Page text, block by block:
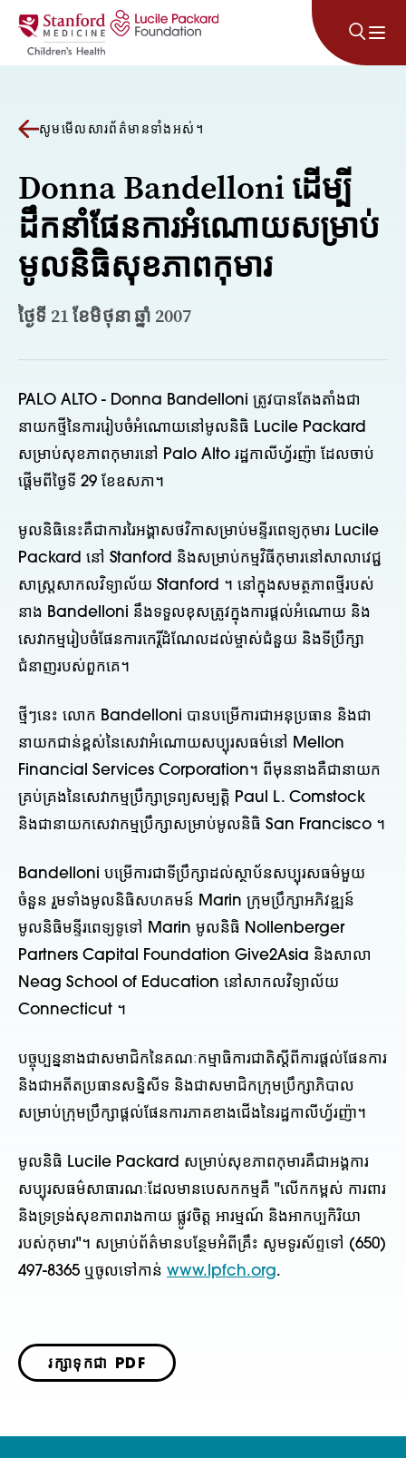
រំលងទៅមាតិកា
សូមមើលសារព័ត៌មានទាំងអស់។
Donna Bandelloni ដើម្បី
ដឹកនាំផែនការអំណោយសម្រាប់
មូលនិធិសុខភាពកុមារ
ថ្ងៃទី 21 ខែមិថុនា ឆ្នាំ 2007
PALO ALTO - Donna Bandelloni ត្រូវបានតែងតាំងជា
នាយកថ្មីនៃការរៀបចំអំណោយនៅមូលនិធិ Lucile Packard
សម្រាប់សុខភាពកុមារនៅ Palo Alto រដ្ឋកាលីហ្វ័រញ៉ា ដែលចាប់
ផ្តើមពីថ្ងៃទី 29 ខែឧសភា។
មូលនិធិនេះគឺជាការរៃអង្គាសថវិកាសម្រាប់មន្ទីរពេទ្យកុមារ Lucile
Packard នៅ Stanford និងសម្រាប់កម្មវិធីកុមារនៅសាលាវេជ្ជ
សាស្ត្រសាកលវិទ្យាល័យ Stanford ។ នៅក្នុងសមត្ថភាពថ្មីរបស់
នាង Bandelloni នឹងទទួលខុសត្រូវក្នុងការផ្តល់អំណោយ និង
សេវាកម្មរៀបចំផែនការកេរ្តិ៍ដំណែលដល់ម្ចាស់ជំនួយ និងទីប្រឹក្សា
ជំនាញរបស់ពួកគេ។
ថ្មីៗនេះ លោក Bandelloni បានបម្រើការជាអនុប្រធាន និងជា
នាយកជាន់ខ្ពស់នៃសេវាអំណោយសប្បុរសធម៌នៅ Mellon
Financial Services Corporation។ ពីមុននាងគឺជានាយក
គ្រប់គ្រងនៃសេវាកម្មប្រឹក្សាទ្រព្យសម្បត្តិ Paul L. Comstock
និងជានាយកសេវាកម្មប្រឹក្សាសម្រាប់មូលនិធិ San Francisco ។
Bandelloni បម្រើការជាទីប្រឹក្សាដល់ស្ថាប័នសប្បុរសធម៌មួយ
ចំនួន រួមទាំងមូលនិធិសហគមន៍ Marin ក្រុមប្រឹក្សាអភិវឌ្ឍន៍
មូលនិធិមន្ទីរពេទ្យទូទៅ Marin មូលនិធិ Nollenberger
Partners Capital Foundation Give2Asia និងសាលា
Neag School of Education នៅសាកលវិទ្យាល័យ
Connecticut ។
បច្ចុប្បន្ននាងជាសមាជិកនៃគណៈកម្មាធិការជាតិស្តីពីការផ្តល់ផែនការ
និងជាអតីតប្រធានសន្និសីទ និងជាសមាជិកក្រុមប្រឹក្សាភិបាល
សម្រាប់ក្រុមប្រឹក្សាផ្តល់ផែនការភាគខាងជើងនៃរដ្ឋកាលីហ្វ័រញ៉ា។
មូលនិធិ Lucile Packard សម្រាប់សុខភាពកុមារគឺជាអង្គការ
សប្បុរសធម៌សាធារណៈដែលមានបេសកកម្មគឺ "លើកកម្ពស់ ការពារ
និងទ្រទ្រង់សុខភាពរាងកាយ ផ្លូវចិត្ត អារម្មណ៍ និងអាកប្បកិរិយា
របស់កុមារ"។ សម្រាប់ព័ត៌មានបន្ថែមអំពីគ្រឹះ សូមទូរស័ព្ទទៅ (650)
497-8365 ឬចូលទៅកាន់ www.lpfch.org.
រក្សាទុកជា PDF